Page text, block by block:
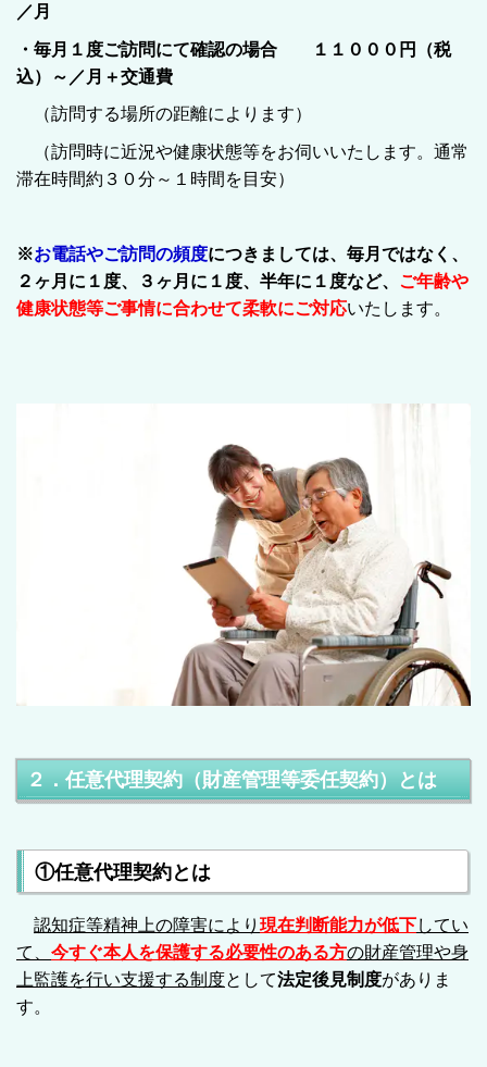
／月
・毎月１度ご訪問にて確認の場合 １１０００円（税
込）～／月＋交通費
（訪問する場所の距離によります）
（訪問時に近況や健康状態等をお伺いいたします。通常
滞在時間約３０分～１時間を目安）
※お電話やご訪問の頻度につきましては、毎月ではなく、
２ヶ月に１度、３ヶ月に１度、半年に１度など、 ご年齢や
健康状態等ご事情に合わせて柔軟にご対応いたします。
２．任意代理契約（財産管理等委任契約）とは
①任意代理契約とは
認知症等精神上の障害により 現在判断能力が低下してい
て、 今すぐ本人を保護する必要性のある方の財産管理や身
上監護を行い支援する制度として法定後見制度がありま
す。